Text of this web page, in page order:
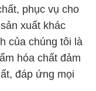
phục vụ cho
xuất khác
của chúng tôi là
hóa chất đảm
đáp ứng mọi